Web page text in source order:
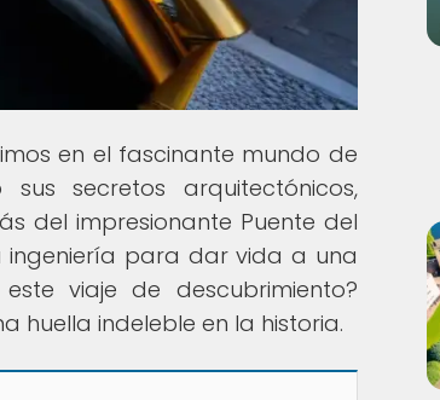
en el fascinante mundo de
secretos arquitectónicos,
del impresionante Puente del
ingeniería para dar vida a una
viaje de descubrimiento?
huella indeleble en la historia.